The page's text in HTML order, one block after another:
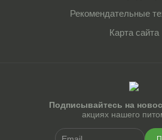
Рекомендательные
Карта сайта
Подписывайтесь на
акциях нашего